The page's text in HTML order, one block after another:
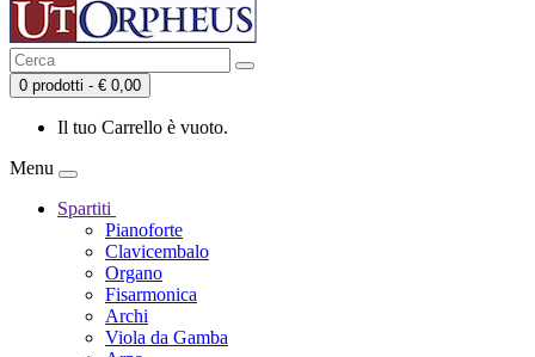
0 prodotti - € 0,00
Il tuo Carrello è vuoto.
Menu
Spartiti
Pianoforte
Clavicembalo
Organo
Fisarmonica
Archi
Viola da Gamba